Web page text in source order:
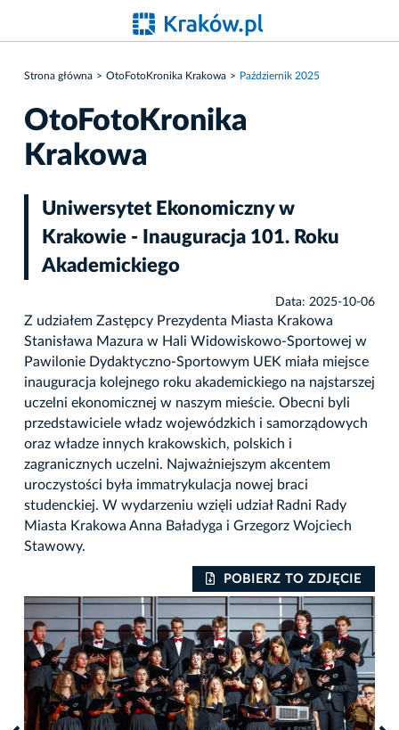
Strona główna OtoFotoKronika Krakowa Październik 2025
OtoFotoKronika
Krakowa
Uniwersytet Ekonomiczny w
Krakowie - Inauguracja 101. Roku
Akademickiego
Data: 2025-10-06
Z udziałem Zastępcy Prezydenta Miasta Krakowa
Stanisława Mazura w Hali Widowiskowo-Sportowej w
Pawilonie Dydaktyczno-Sportowym UEK miała miejsce
inauguracja kolejnego roku akademickiego na najstarszej
uczelni ekonomicznej w naszym mieście. Obecni byli
przedstawiciele władz wojewódzkich i samorządowych
oraz władze innych krakowskich, polskich i
zagranicznych uczelni. Najważniejszym akcentem
uroczystości była immatrykulacja nowej braci
studenckiej. W wydarzeniu wzięli udział Radni Rady
Miasta Krakowa Anna Baładyga i Grzegorz Wojciech
Stawowy.
POBIERZ TO ZDJĘCIE